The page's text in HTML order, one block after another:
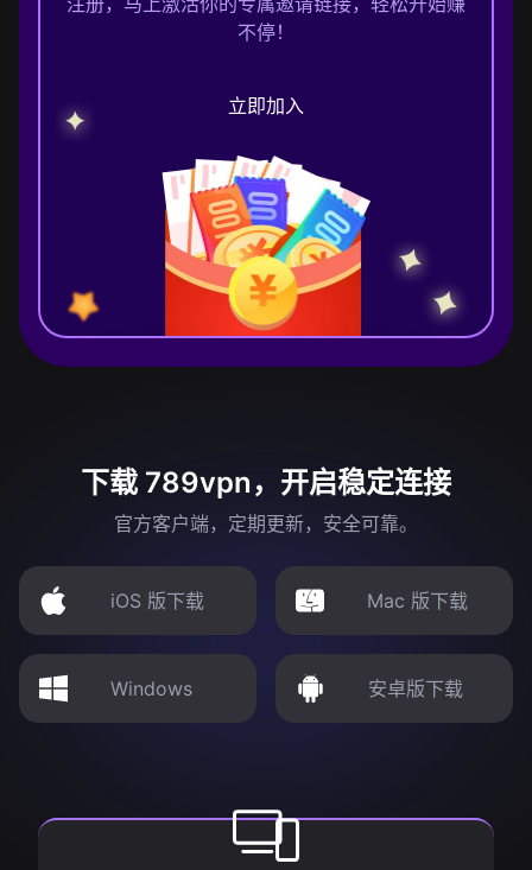
不停！
立即加入
下载 789vpn，开启稳定连接
官方客户端，定期更新，安全可靠。
iOS 版下载 Mac 版下载
Windows 安卓版下载